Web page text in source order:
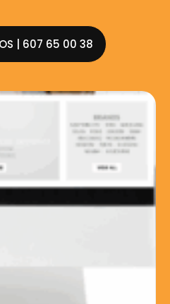
| 607 65 00 38